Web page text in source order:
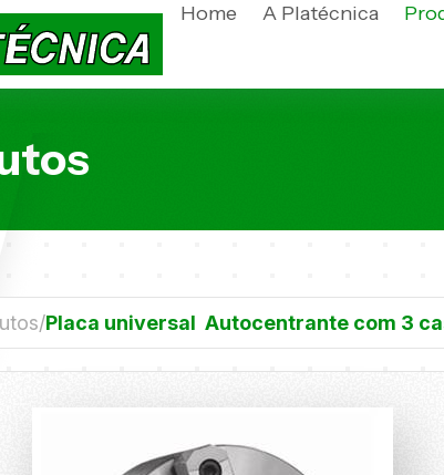
Home A Platécnica
Placa universal Autocentrante com 3